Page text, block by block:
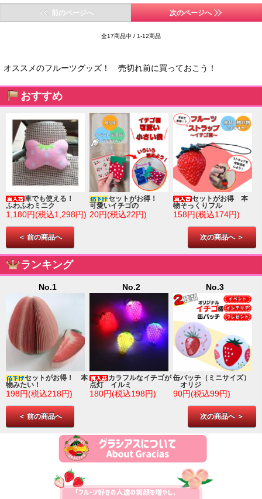
前のページへ 次のページへ
全17商品中 / 1-12商品
オススメのフルーツグッズ！ 売切れ前に買っておこう！
おすすめ
車でも使える！
ふわふわミニク
1,180円(税込1,298円)
セットがお得！
可愛いイチゴの
20円(税込22円)
セットがお得 本
物そっくりフル
158円(税込174円)
＜ 前の商品へ 次の商品へ ＞
ランキング
No.1
セットがお得！ 本
物みたい！
198円(税込218円)
No.2
カラフルなイチゴが
点灯 イルミ
180円(税込198円)
No.3
缶バッチ（ミニサイズ）
オリジ
90円(税込99円)
＜ 前の商品へ 次の商品へ ＞